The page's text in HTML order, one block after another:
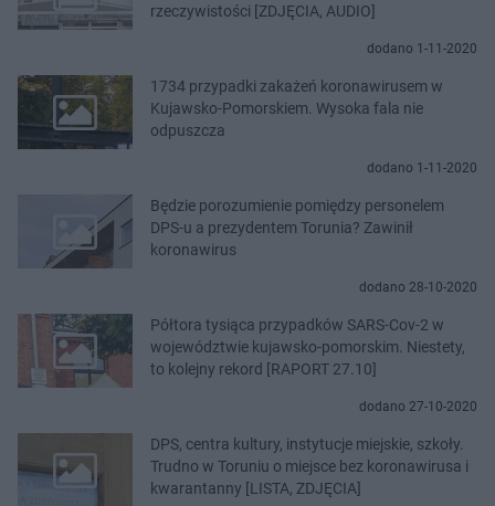
rzeczywistości [ZDJĘCIA, AUDIO]
dodano 1-11-2020
1734 przypadki zakażeń koronawirusem w
Kujawsko-Pomorskiem. Wysoka fala nie
odpuszcza
dodano 1-11-2020
Będzie porozumienie pomiędzy personelem
DPS-u a prezydentem Torunia? Zawinił
koronawirus
dodano 28-10-2020
Półtora tysiąca przypadków SARS-Cov-2 w
województwie kujawsko-pomorskim. Niestety,
to kolejny rekord [RAPORT 27.10]
dodano 27-10-2020
DPS, centra kultury, instytucje miejskie, szkoły.
Trudno w Toruniu o miejsce bez koronawirusa i
kwarantanny [LISTA, ZDJĘCIA]